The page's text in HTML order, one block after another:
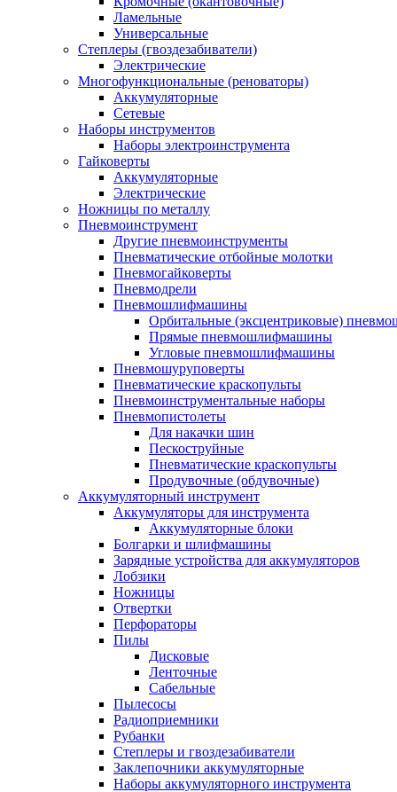
Ламельные
Универсальные
Степлеры (гвоздезабиватели)
Электрические
Многофункциональные (реноваторы)
Аккумуляторные
Сетевые
Наборы инструментов
Наборы электроинструмента
Гайковерты
Аккумуляторные
Электрические
Ножницы по металлу
Пневмоинструмент
Другие пневмоинструменты
Пневматические отбойные молотки
Пневмогайковерты
Пневмодрели
Пневмошлифмашины
Орбитальные (эксцентриковые)
Прямые пневмошлифмашины
Угловые пневмошлифмашины
Пневмошуруповерты
Пневматические краскопульты
Пневмоинструментальные наборы
Пневмопистолеты
Для накачки шин
Пескоструйные
Пневматические краскопульты
Продувочные (обдувочные)
Аккумуляторный инструмент
Аккумуляторы для инструмента
Аккумуляторные блоки
Болгарки и шлифмашины
Зарядные устройства для аккумуляторов
Лобзики
Ножницы
Отвертки
Перфораторы
Пилы
Дисковые
Ленточные
Сабельные
Пылесосы
Радиоприемники
Рубанки
Степлеры и гвоздезабиватели
Заклепочники аккумуляторные
Наборы аккумуляторного инструмента